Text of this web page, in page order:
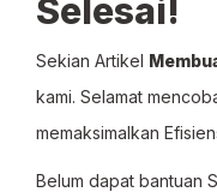
Selesai!
Sekian Artikel
kami. Selamat
memaksimalkan
Belum dapat bantuan